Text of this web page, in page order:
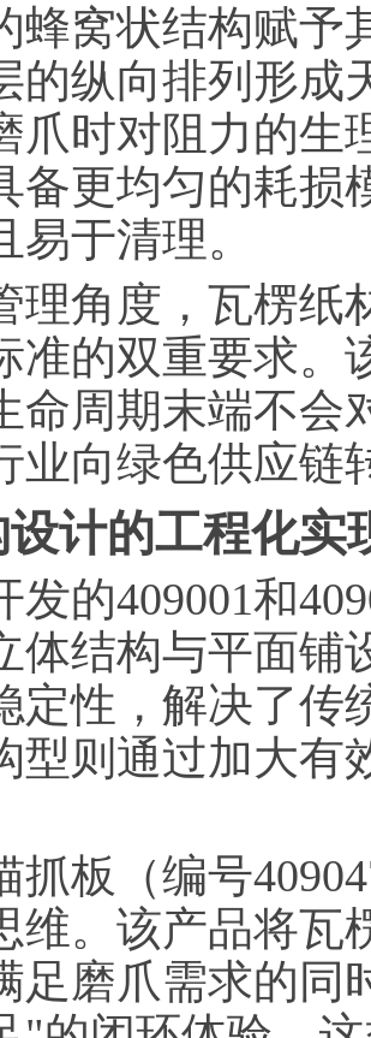
蜂窝状结构赋予
的纵向排列形成
爪时对阻力的生
备更均匀的耗损
易于清理。
理角度，瓦楞纸
准的双重要求。
命周期末端不会
业向绿色供应链
设计的工程化实
发的409001和
体结构与平面铺
定性，解决了传
型则通过加大有
抓板（编号
维。该产品将瓦
足磨爪需求的同